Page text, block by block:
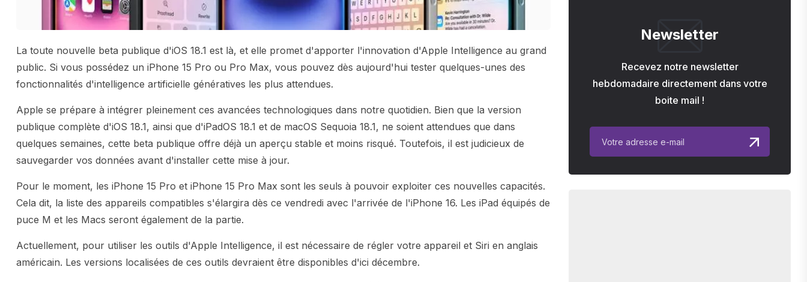
La toute nouvelle beta publique d'iOS 18.1 est là, et elle promet d'apporter l'innovation d'Apple Intelligence au grand
public. Si vous possédez un iPhone 15 Pro ou Pro Max, vous pouvez dès aujourd'hui tester quelques-unes des
fonctionnalités d'intelligence artificielle génératives les plus attendues.
Apple se prépare à intégrer pleinement ces avancées technologiques dans notre quotidien. Bien que la version
publique complète d'iOS 18.1, ainsi que d'iPadOS 18.1 et de macOS Sequoia 18.1, ne soient attendues que dans
quelques semaines, cette beta publique offre déjà un aperçu stable et moins risqué. Toutefois, il est judicieux de
sauvegarder vos données avant d'installer cette mise à jour.
Pour le moment, les iPhone 15 Pro et iPhone 15 Pro Max sont les seuls à pouvoir exploiter ces nouvelles capacités.
Cela dit, la liste des appareils compatibles s'élargira dès ce vendredi avec l'arrivée de l'iPhone 16. Les iPad équipés de
puce M et les Macs seront également de la partie.
Actuellement, pour utiliser les outils d'Apple Intelligence, il est nécessaire de régler votre appareil et Siri en anglais
américain. Les versions localisées de ces outils devraient être disponibles d'ici décembre.
Newsletter
Recevez notre newsletter
hebdomadaire directement dans votre
boite mail !